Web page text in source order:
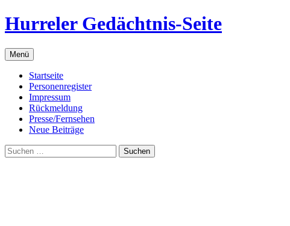
Zum
Inhalt
Hurreler Gedächtnis-Seite
Menü
Startseite
Personenregister
Impressum
Rückmeldung
Presse/Fernsehen
Neue Beiträge
Suchen
nach: